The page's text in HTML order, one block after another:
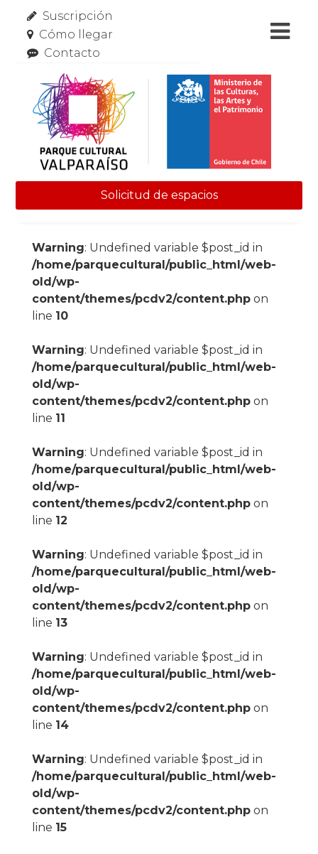
Suscripción
Cómo llegar
Contacto
Solicitud de espacios
Warning: Undefined variable $post_id in
/home/parquecultural/public_html/web-
old/wp-
content/themes/pcdv2/content.phpon
line 10
Warning: Undefined variable $post_id in
/home/parquecultural/public_html/web-
old/wp-
content/themes/pcdv2/content.phpon
line 11
Warning: Undefined variable $post_id in
/home/parquecultural/public_html/web-
old/wp-
content/themes/pcdv2/content.phpon
line 12
Warning: Undefined variable $post_id in
/home/parquecultural/public_html/web-
old/wp-
content/themes/pcdv2/content.phpon
line 13
Warning: Undefined variable $post_id in
/home/parquecultural/public_html/web-
old/wp-
content/themes/pcdv2/content.phpon
line 14
Warning: Undefined variable $post_id in
/home/parquecultural/public_html/web-
old/wp-
content/themes/pcdv2/content.phpon
line 15